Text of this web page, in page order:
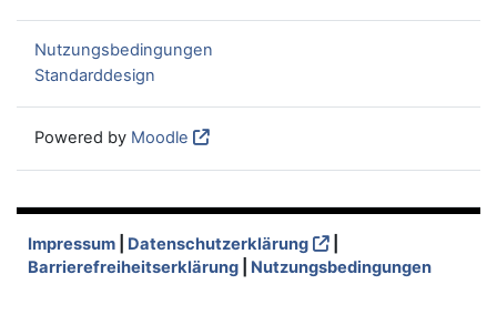
Nutzungsbedingungen
Standarddesign
Powered by Moodle
Impressum Datenschutzerklärung
Barrierefreiheitserklärung
Nutzungsbedingungen